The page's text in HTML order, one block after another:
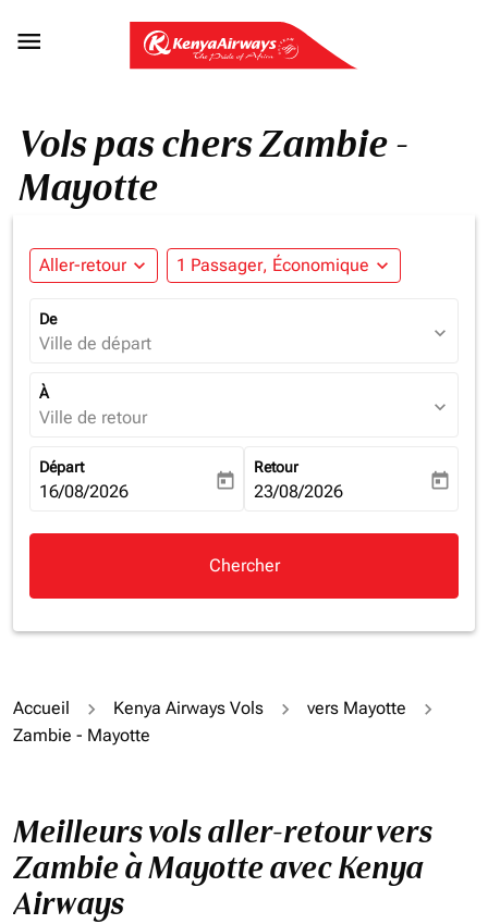

Vols pas chers Zambie -
Mayotte
Aller-retour expand_more 1 Passager, Économique expand_more
De
Ville de départ expand_more
À
Ville de retour expand_more
Départ
fc-booking-departure-date-aria-label
16/08/2026 today
Retour
fc-booking-return-date-aria-
23/08/2026 today
Chercher
Accueil Kenya Airways Vols
vers Mayotte
Zambie - Mayotte
Meilleurs vols aller-retour vers
Zambie à Mayotte avec Kenya
Airways